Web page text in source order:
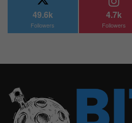
49.6k
Followers
4.7k
Followers